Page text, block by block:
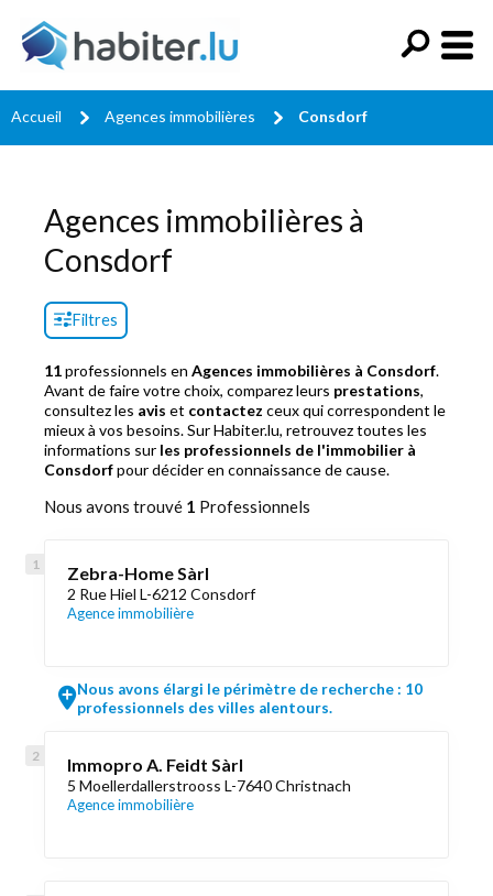
Accueil Agences immobilières Consdorf
Agences immobilières à
Consdorf
Filtres
11professionnels en Agences immobilières à Consdorf.
Avant de faire votre choix, comparez leurs prestations,
consultez les avis et contactez ceux qui correspondent le
mieux à vos besoins. Sur Habiter.lu, retrouvez toutes les
informations sur les professionnels de l'immobilier à
Consdorfpour décider en connaissance de cause.
Nous avons trouvé 1 Professionnels
Zebra-Home Sàrl
2 Rue Hiel L-6212 Consdorf
Agence immobilière
Nous avons élargi le périmètre de recherche : 10
professionnels des villes alentours.
Immopro A. Feidt Sàrl
5 Moellerdallerstrooss L-7640 Christnach
Agence immobilière